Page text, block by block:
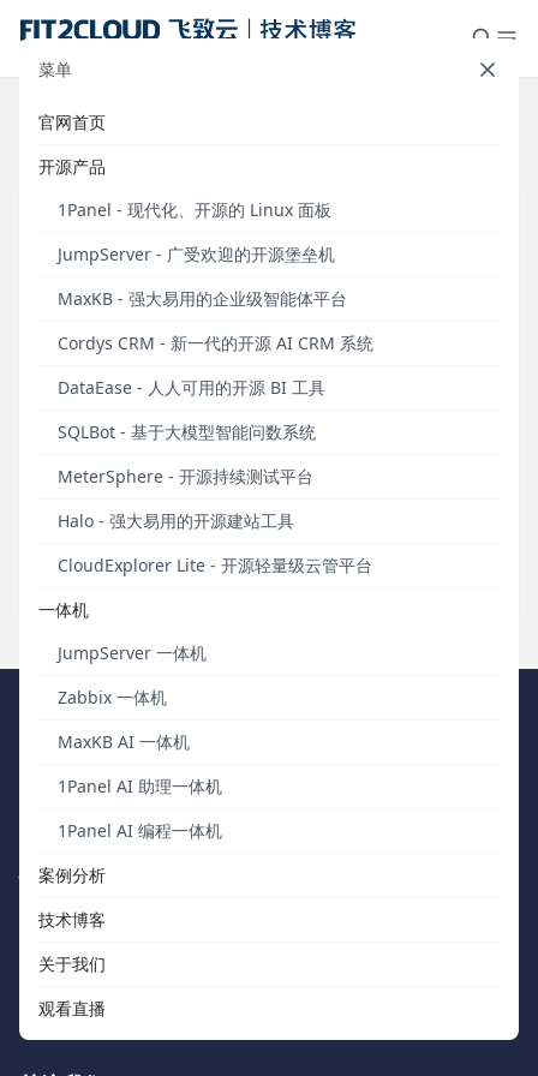
菜单
官网首页
开源产品
1Panel - 现代化、开源的 Linux 面板
JumpServer - 广受欢迎的开源堡垒机
MaxKB - 强大易用的企业级智能体平台
Cordys CRM - 新一代的开源 AI CRM 系统
DataEase - 人人可用的开源 BI 工具
SQLBot - 基于大模型智能问数系统
MeterSphere - 开源持续测试平台
Halo - 强大易用的开源建站工具
CloudExplorer Lite - 开源轻量级云管平台
一体机
JumpServer 一体机
Zabbix 一体机
MaxKB AI 一体机
1Panel AI 助理一体机
1Panel AI 编程一体机
案例分析
技术博客
关于我们
观看直播
标签：大数据
支持语音方式问答，支持使用重排模型进行多路召
回，MaxKB知识库问答系统v1.6版本发布
FIT2CLOUD 飞致云
我们秉持“软件用起来才有价值，才有改进的机会”的核心价值观，向
中国数字化团队交付被广泛验证、可信赖的通用工具软件。
快速浏览
关于我们
开源社区
如何购买